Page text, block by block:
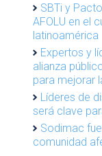
SBTi y
AFOLU en el
latinoamérica
Expertos y
alianza
para mejorar
Líderes de
será clave
Sodimac
comunidad